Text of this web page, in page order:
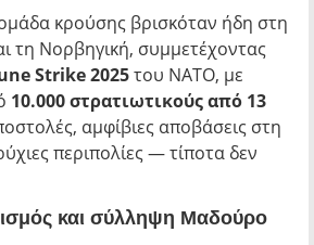
κρούσης βρισκόταν ήδη στη
τη Νορβηγική, συμμετέχοντας
Strike 2025του ΝΑΤΟ, με
10.000 στρατιωτικούς από 13
αμφίβιες αποβάσεις στη
περιπολίες — τίποτα δεν
και σύλληψη Μαδούρο